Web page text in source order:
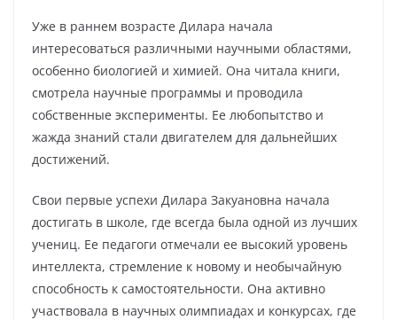
Уже в раннем возрасте Дилара начала
интересоваться различными научными областями,
особенно биологией и химией. Она читала книги,
смотрела научные программы и проводила
собственные эксперименты. Ее любопытство и
жажда знаний стали двигателем для дальнейших
достижений.
Свои первые успехи Дилара Закуановна начала
достигать в школе, где всегда была одной из лучших
учениц. Ее педагоги отмечали ее высокий уровень
интеллекта, стремление к новому и необычайную
способность к самостоятельности. Она активно
участвовала в научных олимпиадах и конкурсах, где